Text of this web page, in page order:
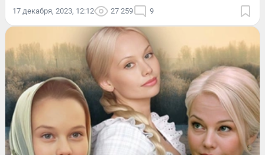
17 декабря, 2023, 12:12 27 259 9